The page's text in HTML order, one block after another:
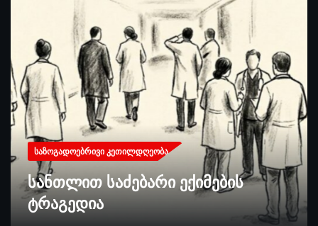
ᲡᲐᲖᲝᲒᲐᲓᲝᲔᲑᲠᲘᲕᲘ ᲙᲔᲗᲘᲚᲓᲦᲔᲝᲑᲐ
სანთლით საძებარი ექიმების
ტრაგედია